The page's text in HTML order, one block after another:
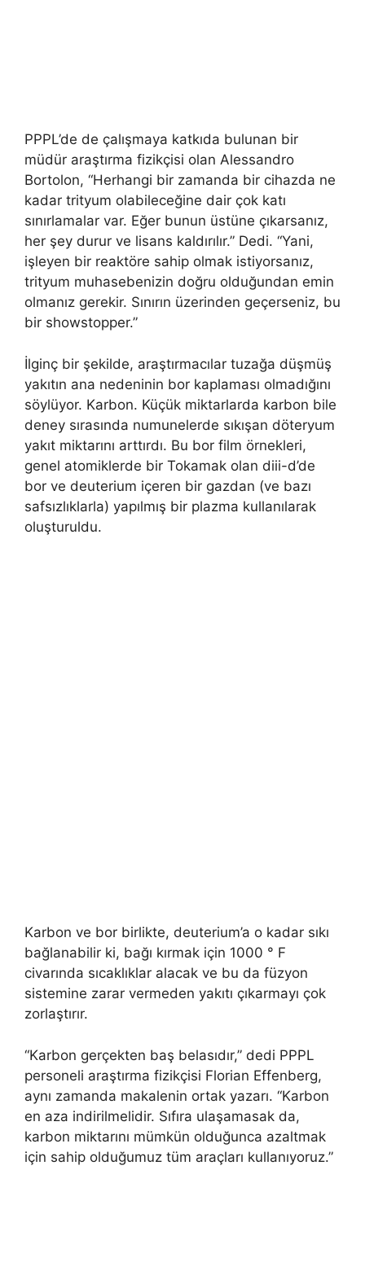
PPPL’de de çalışmaya katkıda bulunan bir
müdür araştırma fizikçisi olan Alessandro
Bortolon, “Herhangi bir zamanda bir cihazda ne
kadar trityum olabileceğine dair çok katı
sınırlamalar var. Eğer bunun üstüne çıkarsanız,
her şey durur ve lisans kaldırılır.” Dedi. “Yani,
işleyen bir reaktöre sahip olmak istiyorsanız,
trityum muhasebenizin doğru olduğundan emin
olmanız gerekir. Sınırın üzerinden geçerseniz, bu
bir showstopper.”
İlginç bir şekilde, araştırmacılar tuzağa düşmüş
yakıtın ana nedeninin bor kaplaması olmadığını
söylüyor. Karbon. Küçük miktarlarda karbon bile
deney sırasında numunelerde sıkışan döteryum
yakıt miktarını arttırdı. Bu bor film örnekleri,
genel atomiklerde bir Tokamak olan diii-d’de
bor ve deuterium içeren bir gazdan (ve bazı
safsızlıklarla) yapılmış bir plazma kullanılarak
oluşturuldu.
Karbon ve bor birlikte, deuterium’a o kadar sıkı
bağlanabilir ki, bağı kırmak için 1000 ° F
civarında sıcaklıklar alacak ve bu da füzyon
sistemine zarar vermeden yakıtı çıkarmayı çok
zorlaştırır.
“Karbon gerçekten baş belasıdır,” dedi PPPL
personeli araştırma fizikçisi Florian Effenberg,
aynı zamanda makalenin ortak yazarı. “Karbon
en aza indirilmelidir. Sıfıra ulaşamasak da,
karbon miktarını mümkün olduğunca azaltmak
için sahip olduğumuz tüm araçları kullanıyoruz.”